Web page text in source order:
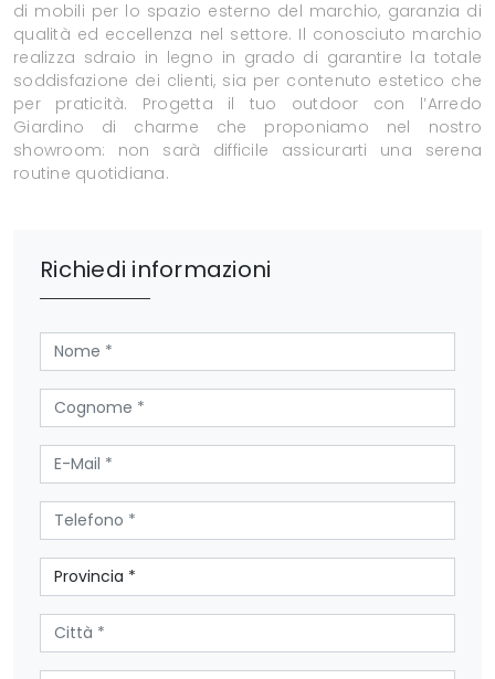
di mobili per lo spazio esterno del marchio, garanzia di
qualità ed eccellenza nel settore. Il conosciuto marchio
realizza sdraio in legno in grado di garantire la totale
soddisfazione dei clienti, sia per contenuto estetico che
per praticità. Progetta il tuo outdoor con l’Arredo
Giardino di charme che proponiamo nel nostro
showroom: non sarà difficile assicurarti una serena
routine quotidiana.
Richiedi informazioni